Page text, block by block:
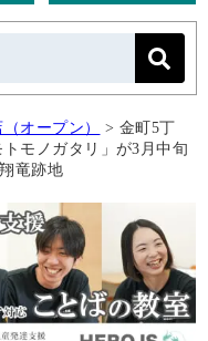
（オープン） > 金町5丁
モノガタリ」が3月中旬
竜跡地